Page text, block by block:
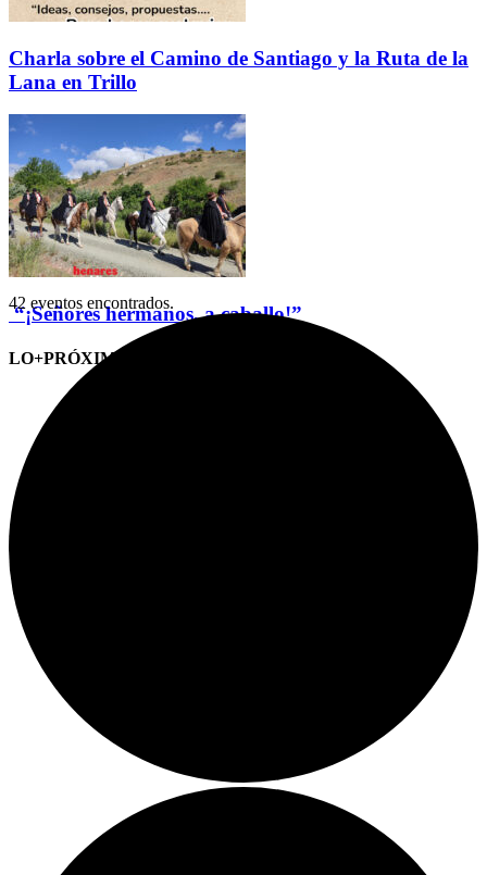
Charla sobre el Camino de Santiago y la Ruta de la
Lana en Trillo
“¡Señores hermanos, a caballo!”
LO+PRÓXIMO (CITAS)
42 eventos encontrados.